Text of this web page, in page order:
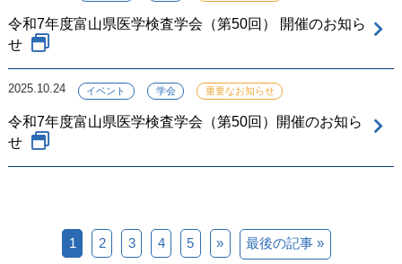
令和7年度富山県医学検査学会（第50回） 開催のお知ら
せ
2025.10.24 イベント 学会 重要なお知らせ
令和7年度富山県医学検査学会（第50回）開催のお知ら
せ
1 2 3 4 5 » 最後の記事 »